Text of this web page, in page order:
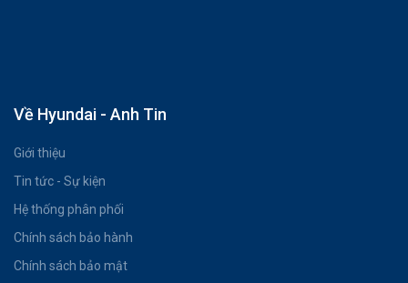
Về Hyundai - Anh Tin
Giới thiệu
Tin tức - Sự kiện
Hệ thống phân phối
Chính sách bảo hành
Chính sách bảo mật